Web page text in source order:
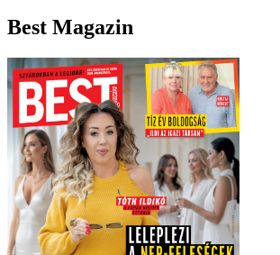
Best Magazin